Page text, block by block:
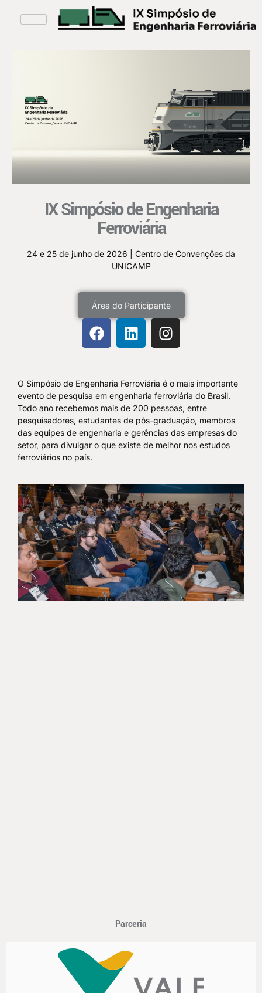
IX Simpósio de Engenharia
Ferroviária
24 e 25 de junho de 2026 | Centro de Convenções da
UNICAMP
Área do Participante
O Simpósio de Engenharia Ferroviária é o mais importante
evento de pesquisa em engenharia ferroviária do Brasil.
Todo ano recebemos mais de 200 pessoas, entre
pesquisadores, estudantes de pós-graduação, membros
das equipes de engenharia e gerências das empresas do
setor, para divulgar o que existe de melhor nos estudos
ferroviários no país.
Parceria